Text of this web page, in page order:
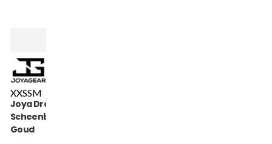
XXSSM
Joya Dragon Kinder
Scheenbeschermers
Goud